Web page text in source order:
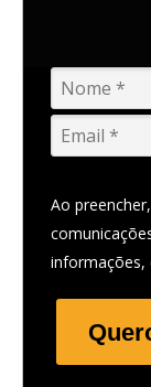
Ao
informações,